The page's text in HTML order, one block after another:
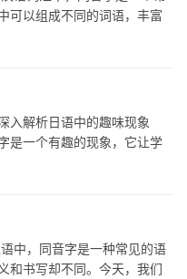
可以组成不同的词语，丰富
解析日语中的趣味现象
一个有趣的现象，它让学
，同音字是一种常见的语
和书写却不同。今天，我们